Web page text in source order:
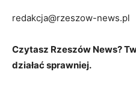
redakcja@rzeszow-news.pl
Czytasz Rzeszów News?
działać sprawniej.